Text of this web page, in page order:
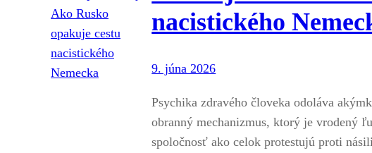
nacistického
9. júna 2026
Psychika zdravého človeka odoláva
obranný mechanizmus, ktorý je vrodený
spoločnosť ako celok protestujú proti